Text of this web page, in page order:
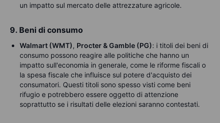
un impatto sul mercato delle attrezzature agricole.
9. Beni di consumo
Walmart (WMT), Procter & Gamble (PG): i titoli dei beni di
consumo possono reagire alle politiche che hanno un
impatto sull'economia in generale, come le riforme fiscali o
la spesa fiscale che influisce sul potere d'acquisto dei
consumatori. Questi titoli sono spesso visti come beni
rifugio e potrebbero essere oggetto di attenzione
soprattutto se i risultati delle elezioni saranno contestati.